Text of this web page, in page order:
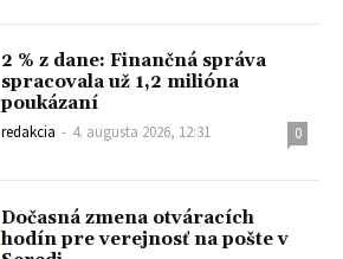
2 % z dane: Finančná správa
spracovala už 1,2 milióna
poukázaní
redakcia - 4. augusta 2026, 12:31 0
Dočasná zmena otváracích
hodín pre verejnosť na pošte v